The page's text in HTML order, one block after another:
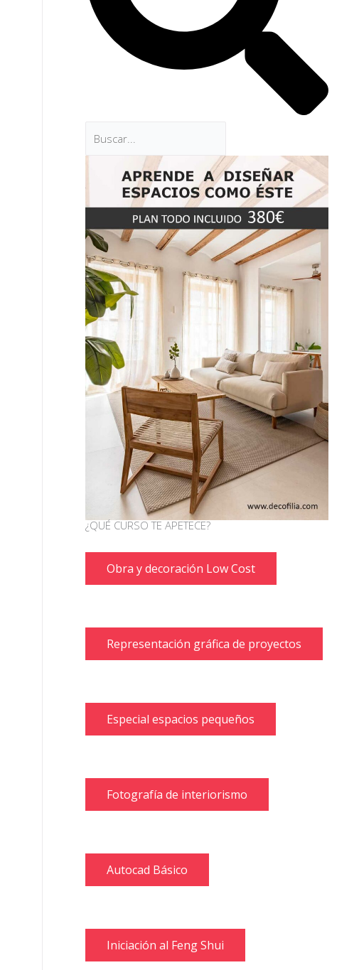
¿QUÉ CURSO TE APETECE?
Obra y decoración Low Cost
Representación gráfica de proyectos
Especial espacios pequeños
Fotografía de interiorismo
Autocad Básico
Iniciación al Feng Shui